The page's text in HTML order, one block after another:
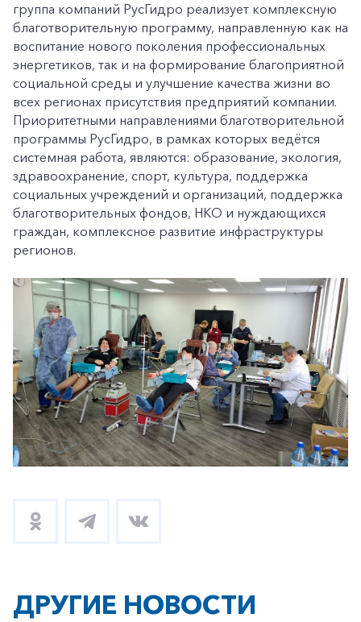
+7-800-700-24-57
Заказать обратный звонок
Частным клиентам
Корпоративным клиентам
группа компаний РусГидро реализует комплексную
благотворительную программу, направленную как на
воспитание нового поколения профессиональных
энергетиков, так и на формирование благоприятной
социальной среды и улучшение качества жизни во
всех регионах присутствия предприятий компании.
Приоритетными направлениями благотворительной
программы РусГидро, в рамках которых ведётся
системная работа, являются: образование, экология,
здравоохранение, спорт, культура, поддержка
социальных учреждений и организаций, поддержка
благотворительных фондов, НКО и нуждающихся
граждан, комплексное развитие инфраструктуры
регионов.
ДРУГИЕ НОВОСТИ